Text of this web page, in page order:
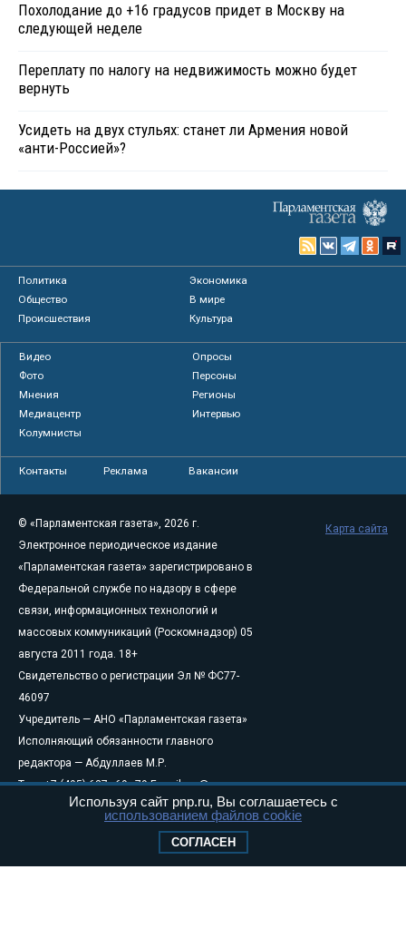
Похолодание до +16 градусов придет в Москву на
следующей неделе
Переплату по налогу на недвижимость можно будет
вернуть
Усидеть на двух стульях: станет ли Армения новой
«анти-Россией»?
Политика
Экономика
Общество
В мире
Происшествия
Культура
Видео
Опросы
Фото
Персоны
Мнения
Регионы
Медиацентр
Интервью
Колумнисты
Контакты Реклама Вакансии
© «Парламентская газета», 2026 г.
Электронное периодическое издание
«Парламентская газета» зарегистрировано в
Федеральной службе по надзору в сфере
связи, информационных технологий и
массовых коммуникаций (Роскомнадзор) 05
августа 2011 года. 18+
Свидетельство о регистрации Эл № ФС77-
46097
Учредитель — АНО «Парламентская газета»
Исполняющий обязанности главного
редактора — Абдуллаев М.Р.
Тел.: +7 (495) 637–69–79 E-mail:pg@pnp.ru
«Парламентская газета» - официальное еженедельное издание
Федерального Собрания РФ. Издается с 1997 года. Учредители
газеты - Государственная Дума и Совет Федерации РФ. Официальный
Карта сайта
Используя сайт pnp.ru, Вы соглашаетесь с
использованием файлов cookie
СОГЛАСЕН